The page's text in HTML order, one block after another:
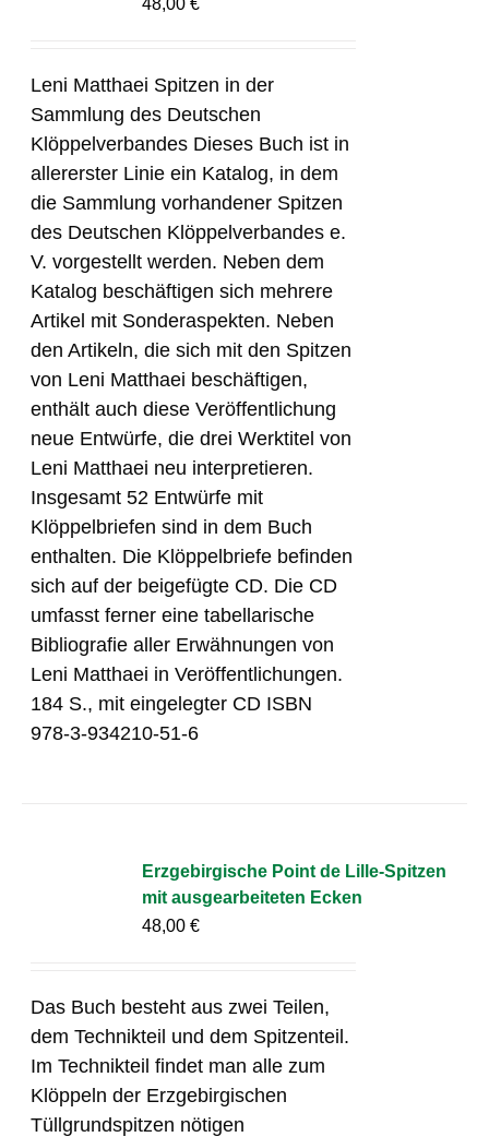
Leni Matthaei Spitzen in der
Sammlung des Deutschen
Klöppelverbandes Dieses Buch ist in
allererster Linie ein Katalog, in dem
die Sammlung vorhandener Spitzen
des Deutschen Klöppelverbandes e.
V. vorgestellt werden. Neben dem
Katalog beschäftigen sich mehrere
Artikel mit Sonderaspekten. Neben
den Artikeln, die sich mit den Spitzen
von Leni Matthaei beschäftigen,
enthält auch diese Veröffentlichung
neue Entwürfe, die drei Werktitel von
Leni Matthaei neu interpretieren.
Insgesamt 52 Entwürfe mit
Klöppelbriefen sind in dem Buch
enthalten. Die Klöppelbriefe befinden
sich auf der beigefügte CD. Die CD
umfasst ferner eine tabellarische
Bibliografie aller Erwähnungen von
Leni Matthaei in Veröffentlichungen.
184 S., mit eingelegter CD ISBN
978-3-934210-51-6
Erzgebirgische Point de Lille-Spitzen
mit ausgearbeiteten Ecken
48,00€
Das Buch besteht aus zwei Teilen,
dem Technikteil und dem Spitzenteil.
Im Technikteil findet man alle zum
Klöppeln der Erzgebirgischen
Tüllgrundspitzen nötigen